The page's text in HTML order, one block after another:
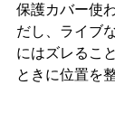
保護カバー使
だし、ライブ
にはズレるこ
ときに位置を